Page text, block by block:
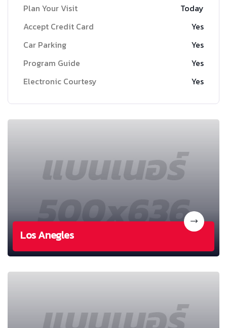
Plan Your Visit
Today
Accept Credit Card
Yes
Car Parking
Yes
Program Guide
Yes
Electronic Courtesy
Yes
Los Anegles